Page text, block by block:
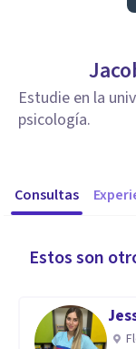
Estudie en la
psicología.
Consultas
Estos son